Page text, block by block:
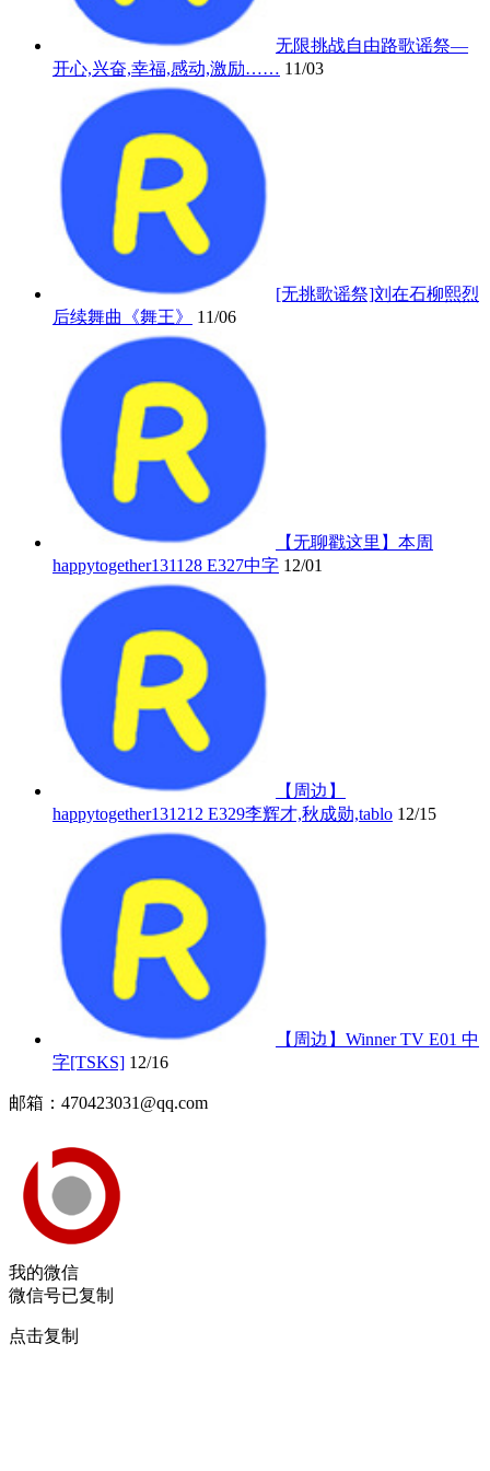
无限挑战自由路歌谣祭—
开心,兴奋,幸福,感动,激励…… 11/03
[无挑歌谣祭]刘在石柳熙烈
后续舞曲《舞王》
11/06
【无聊戳这里】本周
happytogether131128 E327中字 12/01
【周边】
happytogether131212 E329李辉才,秋成勋,tablo 12/15
【周边】Winner TV E01 中
字[TSKS] 12/16
邮箱：470423031@qq.com
我的微信
微信号已复制
点击复制